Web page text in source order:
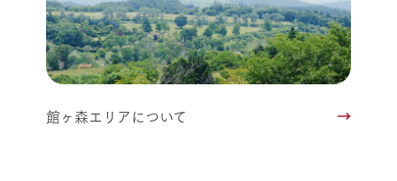
館ヶ森エリアについて